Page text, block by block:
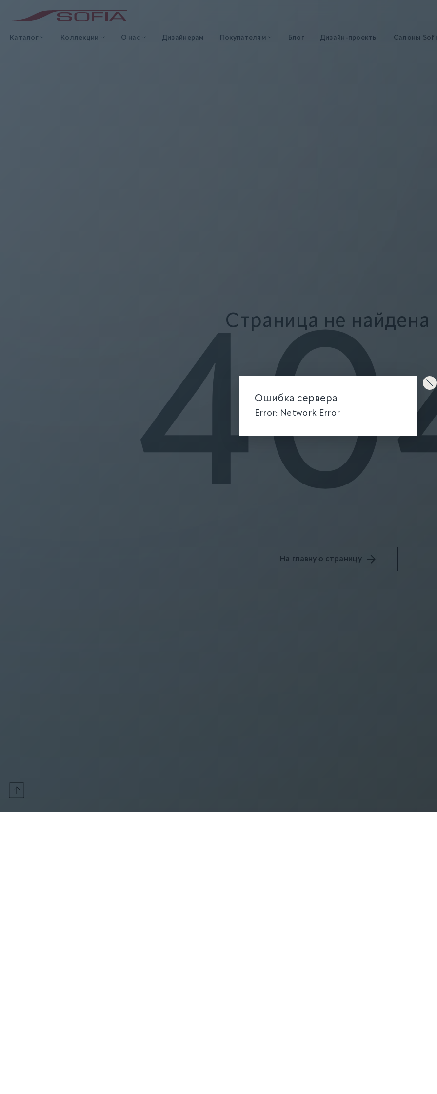
Каталог Коллекции О нас Дизайнерам Покупателям Блог Дизайн-проекты Салоны
Страница не найдена
На главную страницу
Ошибка сервера
Error: Network Error